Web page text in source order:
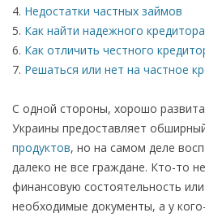
Недостатки частных займов
Как найти надежного кредитора
Как отличить честного
Решаться или нет на частное
С одной стороны, хорошо
Украины предоставляет
продуктов, но на самом деле
далеко не все граждане. Кто-то
финансовую состоятельность
необходимые документы, а у